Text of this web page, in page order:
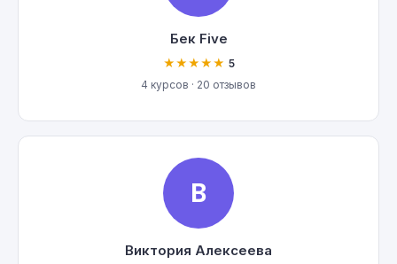
Бек Five
★★★★★ 5
4 курсов · 20 отзывов
В
Виктория Алексеева